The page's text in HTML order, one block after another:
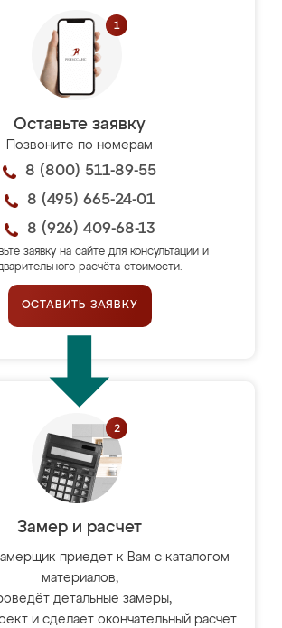
Оставьте заявку
Позвоните по номерам
8 (800) 511-89-55
8 (495) 665-24-01
8 (926) 409-68-13
заявку на сайте для консультации и
расчёта стоимости.
ОСТАВИТЬ ЗАЯВКУ
Замер и расчет
приедет к Вам с каталогом
материалов,
детальные замеры,
и сделает окончательный расчёт